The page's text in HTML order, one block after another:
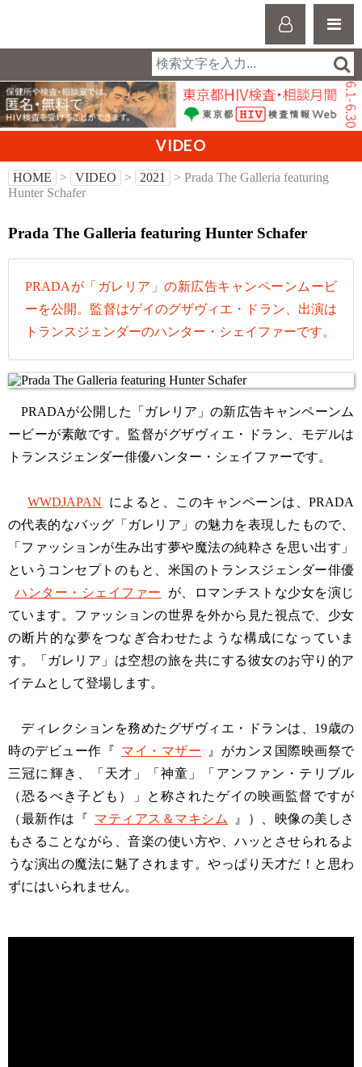
VIDEO
HOME > VIDEO > 2021
> Prada The Galleria featuring
Hunter Schafer
Prada The Galleria featuring Hunter Schafer
PRADAが「ガレリア」の新広告キャンペーンムービ
ーを公開。監督はゲイのグザヴィエ・ドラン、出演は
トランスジェンダーのハンター・シェイファーです。
PRADAが公開した「ガレリア」の新広告キャンペーンム
ービーが素敵です。監督がグザヴィエ・ドラン、モデルは
トランスジェンダー俳優ハンター・シェイファーです。
WWDJAPAN
によると、このキャンペーンは、PRADA
の代表的なバッグ「ガレリア」の魅力を表現したもので、
「ファッションが生み出す夢や魔法の純粋さを思い出す」
というコンセプトのもと、米国のトランスジェンダー俳優
ハンター・シェイファー
が、ロマンチストな少女を演じ
ています。ファッションの世界を外から見た視点で、少女
の断片的な夢をつなぎ合わせたような構成になっていま
す。「ガレリア」は空想の旅を共にする彼女のお守り的ア
イテムとして登場します。
ディレクションを務めたグザヴィエ・ドランは、19歳の
時のデビュー作『 マイ・マザー
』がカンヌ国際映画祭で
三冠に輝き、「天才」「神童」「アンファン・テリブル
（恐るべき子ども）」と称されたゲイの映画監督ですが
（最新作は『 マティアス＆マキシム
』）、映像の美しさ
もさることながら、音楽の使い方や、ハッとさせられるよ
うな演出の魔法に魅了されます。やっぱり天才だ！と思わ
ずにはいられません。